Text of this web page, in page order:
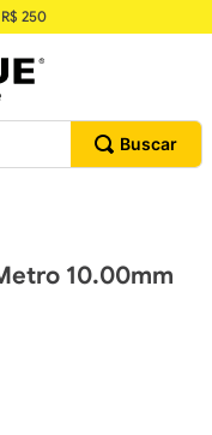
250
10.00mm